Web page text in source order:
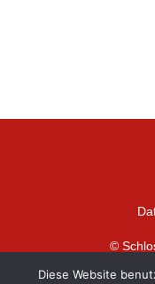
©
Diese Website